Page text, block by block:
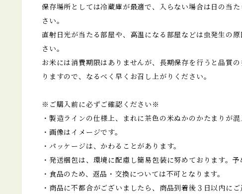
保存場所としては冷蔵庫が最適で、入らない場合は日の当
さい。
直射日光が当たる部屋や、高温になる部屋などは虫発生の
さい。
お米には消費期限はありませんが、長期保存を行うと品質
りますので、なるべく早くお召し上がりください。
※ご購入前に必ずご確認ください※
・製造ラインの仕様上、まれに茶色の米ぬかのかたまりが混
・画像はイメージです。
・パッケージは、かわることがあります。
・発送梱包は、環境に配慮し簡易包装に努めております。予
・食品のため、返品・交換については不可となります。
・商品に不都合がございましたら、商品到着後３日以内にご